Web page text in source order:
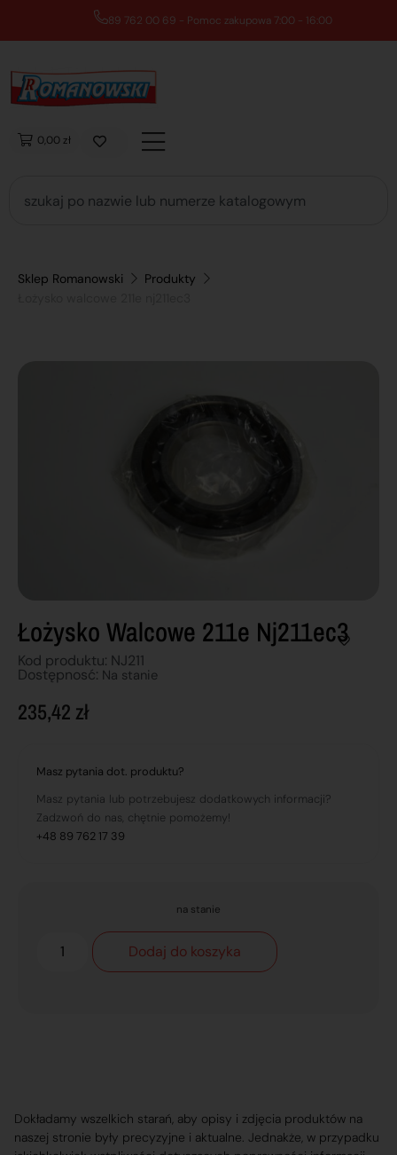
89 762 00 69 - Pomoc zakupowa 7:00 - 16:00
0,00 zł
Sklep Romanowski
Produkty
Łożysko Walcowe 211e Nj211ec3
Kod produktu: NJ211
Dostępnosć: Na stanie
235,42 zł
Masz pytania dot. produktu?
Masz pytania lub potrzebujesz dodatkowych informacji?
Zadzwoń do nas, chętnie pomożemy!
+48 89 762 17 39
na stanie
Dodaj do koszyka
Dokładamy wszelkich starań, aby opisy i zdjęcia produktów na
naszej stronie były precyzyjne i aktualne. Jednakże, w przypadku